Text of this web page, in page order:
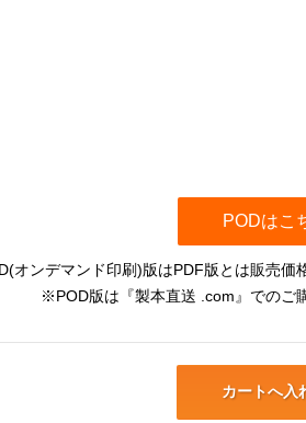
PODはこ
オンデマンド印刷)版はPDF版とは販売価
※POD版は『製本直送 .com』でのご